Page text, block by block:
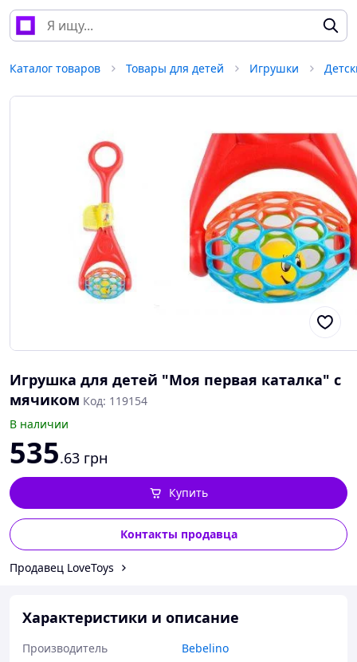
Каталог товаров Товары для детей Игрушки
Игрушка для детей "Моя первая каталка" c
мячиком Код: 119154
В наличии
535.63 грн
Контакты продавца
Купить
Продавец LoveToys
Характеристики и описание
Производитель
Bebelino